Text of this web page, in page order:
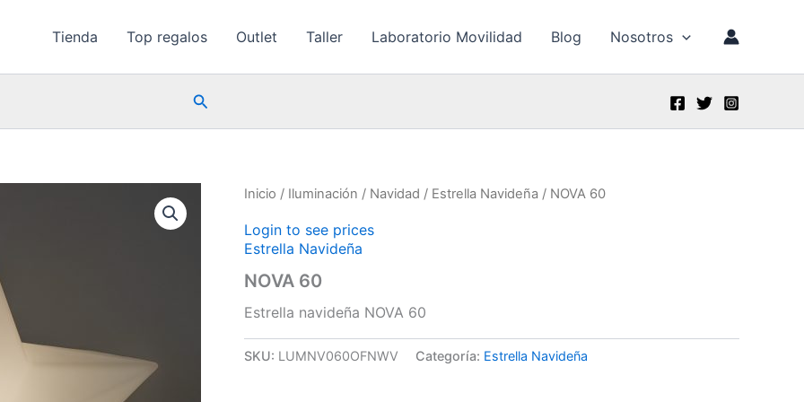
Tienda Top regalos Outlet Taller Laboratorio Movilidad Blog Nosotros
Buscar
Inicio / Iluminación / Navidad / Estrella Navideña / NOVA 60
Login to see prices
Estrella Navideña
NOVA 60
Estrella navideña NOVA 60
SKU: LUMNV060OFNWV Categoría: Estrella Navideña